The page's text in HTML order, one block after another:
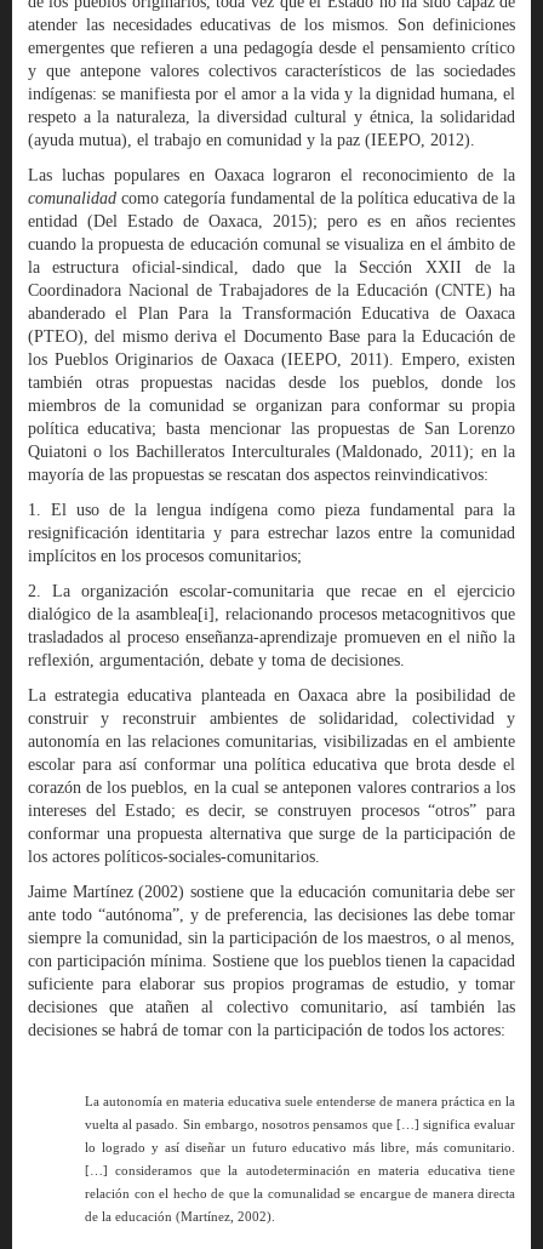
atender las necesidades educativas de los mismos. Son definiciones
emergentes que refieren a una pedagogía desde el pensamiento crítico
y que antepone valores colectivos característicos de las sociedades
indígenas: se manifiesta por el amor a la vida y la dignidad humana, el
respeto a la naturaleza, la diversidad cultural y étnica, la solidaridad
(ayuda mutua), el trabajo en comunidad y la paz (IEEPO, 2012).
Las luchas populares en Oaxaca lograron el reconocimiento de la
comunalidadcomo categoría fundamental de la política educativa de la
entidad (Del Estado de Oaxaca, 2015); pero es en años recientes
cuando la propuesta de educación comunal se visualiza en el ámbito de
la estructura oficial-sindical, dado que la Sección XXII de la
Coordinadora Nacional de Trabajadores de la Educación (CNTE) ha
abanderado el Plan Para la Transformación Educativa de Oaxaca
(PTEO), del mismo deriva el Documento Base para la Educación de
los Pueblos Originarios de Oaxaca (IEEPO, 2011). Empero, existen
también otras propuestas nacidas desde los pueblos, donde los
miembros de la comunidad se organizan para conformar su propia
política educativa; basta mencionar las propuestas de San Lorenzo
Quiatoni o los Bachilleratos Interculturales (Maldonado, 2011); en la
mayoría de las propuestas se rescatan dos aspectos reinvindicativos:
1. El uso de la lengua indígena como pieza fundamental para la
resignificación identitaria y para estrechar lazos entre la comunidad
implícitos en los procesos comunitarios;
2. La organización escolar-comunitaria que recae en el ejercicio
dialógico de la asamblea[i], relacionando procesos metacognitivos que
trasladados al proceso enseñanza-aprendizaje promueven en el niño la
reflexión, argumentación, debate y toma de decisiones.
La estrategia educativa planteada en Oaxaca abre la posibilidad de
construir y reconstruir ambientes de solidaridad, colectividad y
autonomía en las relaciones comunitarias, visibilizadas en el ambiente
escolar para así conformar una política educativa que brota desde el
corazón de los pueblos, en la cual se anteponen valores contrarios a los
intereses del Estado; es decir, se construyen procesos “otros” para
conformar una propuesta alternativa que surge de la participación de
los actores políticos-sociales-comunitarios.
Jaime Martínez (2002) sostiene que la educación comunitaria debe ser
ante todo “autónoma”, y de preferencia, las decisiones las debe tomar
siempre la comunidad, sin la participación de los maestros, o al menos,
con participación mínima. Sostiene que los pueblos tienen la capacidad
suficiente para elaborar sus propios programas de estudio, y tomar
decisiones que atañen al colectivo comunitario, así también las
decisiones se habrá de tomar con la participación de todos los actores:
La autonomía en materia educativa suele entenderse de manera práctica en la
vuelta al pasado. Sin embargo, nosotros pensamos que […] significa evaluar
lo logrado y así diseñar un futuro educativo más libre, más comunitario.
[…] consideramos que la autodeterminación en materia educativa tiene
relación con el hecho de que la comunalidad se encargue de manera directa
de la educación (Martínez, 2002).